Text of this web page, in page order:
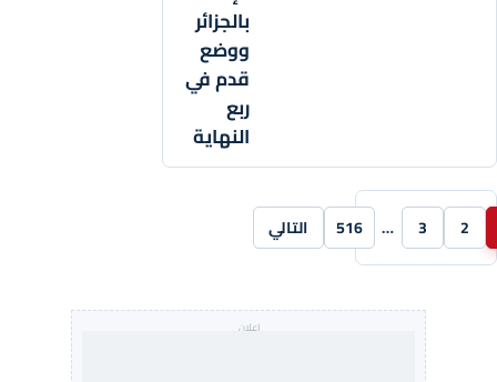
بالجزائر
ووضع
قدم في
ربع
النهاية
2
3
…
516 التالي